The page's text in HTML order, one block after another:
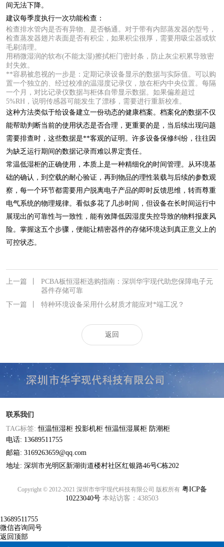
间无法下降。
建议每季度执行一次功能检查：
检查排水管内是否有异物、是否畅通。对于带有内部蒸发器的型号，
检查蒸发器翅片表面是否有积尘，如果积尘很厚，需要用吸尘器或软
毛刷清理。
用稍微湿润的软布(不能太湿)擦拭柜门密封条，防止灰尘积累导致密
封失效。
**容易被忽视的一步是：定期记录设备显示的数据与实际值。可以购
置一个独立的、经过校准的温湿度记录仪，放在柜内中央位置。每隔
一个月，对比记录仪数据与柜体自带显示数据。如果偏差超过
5%RH，说明传感器可能发生了漂移，需要进行重新校准。
这种方法类似于给设备建立一份动态的健康档案。档案化的数据不仅
能帮助判断当前的使用状态是否合理，更重要的是，当后续出现问题
需要排查时，这些数据是**客观的证明。许多设备保修纠纷，往往因
为缺乏运行期间的数据记录而难以界定责任。
常温低湿柜的正确使用，本质上是一种精细化的时间管理。从环境基
础的确认，到空载的耐心验证，再到物品的理性装载与后续的参数观
察，每一个环节都需要用户脱离电子产品的即时反馈思维，转而尊重
电气系统的物理规律。看似多花了几步时间，但设备在长时间运行中
展现出的可靠性与一致性，能有效降低因湿度失控导致的物料报废风
险。掌握这五个步骤，便能让精密器件的存储环境达到真正意义上的
可控状态。
上一篇
PCBA板恒湿柜选购指南：深圳华宇现代助您保障电子元
器件存储可靠
下一篇
特种环境设备采用什么材质才能应对*端工况？
返回
联系我们
TAG标签:恒温恒湿柜 投影机柜 恒温恒湿展柜 防潮柜
电话: 13689511755
邮箱: 3169263659@qq.com
地址: 深圳市光明区新湖街道楼村社区红银路46号C栋202
Copyright © 2012-2021 深圳市华宇现代科技有限公司 版权所有 粤ICP备
10223040号 本站访客：438503
13689511755
微信咨询同号
返回顶部